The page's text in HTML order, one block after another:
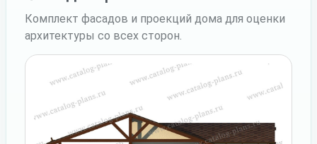
Комплект фасадов и проекций дома для оценки
архитектуры со всех сторон.